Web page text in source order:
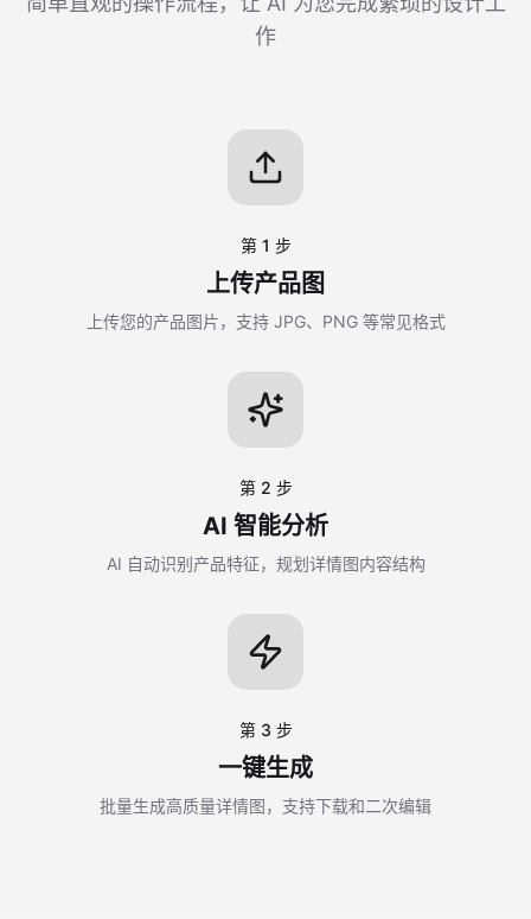
作
第 1 步
上传产品图
上传您的产品图片，支持 JPG、PNG 等常见格式
第 2 步
AI 智能分析
AI 自动识别产品特征，规划详情图内容结构
第 3 步
一键生成
批量生成高质量详情图，支持下载和二次编辑